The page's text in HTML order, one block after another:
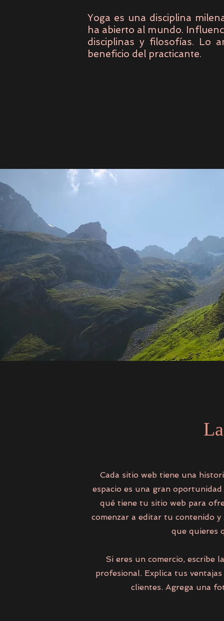
Yoga es una disciplina
ha abierto al mundo.
disciplinas y filosofías. Lo
beneficio del practicante.
Cada sitio web tiene una
espacio es una gran
qué tiene tu sitio web para
comenzar a editar tu contenido
que quieres
Si eres un comercio, escribe
profesional. Explica tus
clientes. Agrega una